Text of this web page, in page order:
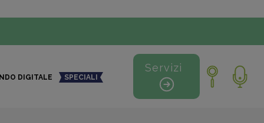
DIGITALE SPECIALI
Servizi